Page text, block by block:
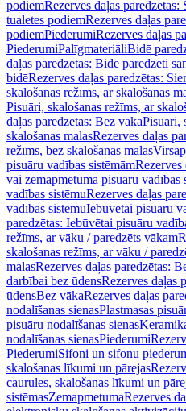
podiemRezerves daļas paredzētas:
tualetes podiemRezerves daļas
podiemPiederumiRezerves daļas
PiederumiPalīgmateriāliBidē
daļas paredzētas: Bidē paredzēti
bidēRezerves daļas paredzētas:
skalošanas režīms, ar skalošanas
Pisuāri, skalošanas režīms, ar
daļas paredzētas: Bez vākaPisuāri,
skalošanas malasRezerves daļas
režīms, bez skalošanas malas
pisuāru vadības sistēmāmRezerves
vai zemapmetuma pisuāru vadības
vadības sistēmuRezerves daļas
vadības sistēmuIebūvētai pisuāru
paredzētas: Iebūvētai pisuāru
režīms, ar vāku / paredzēts vākam
skalošanas režīms, ar vāku /
malasRezerves daļas paredzētas:
darbībai bez ūdensRezerves daļas
ūdensBez vākaRezerves daļas
nodalīšanas sienasPlastmasas
pisuāru nodalīšanas sienas
nodalīšanas sienasPiederumi
PiederumiSifoni un sifonu
skalošanas līkumi un pārejas
caurules, skalošanas līkumi un
sistēmasZemapmetumaRezerves